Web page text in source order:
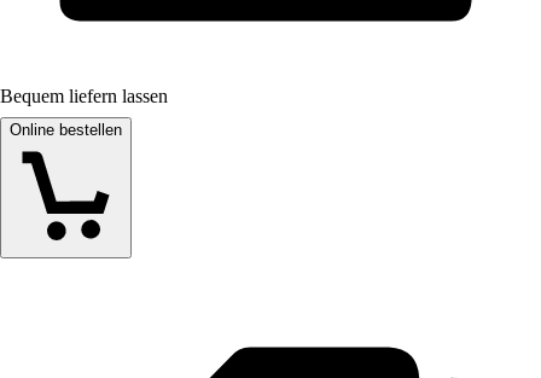
Bequem liefern lassen
Online bestellen